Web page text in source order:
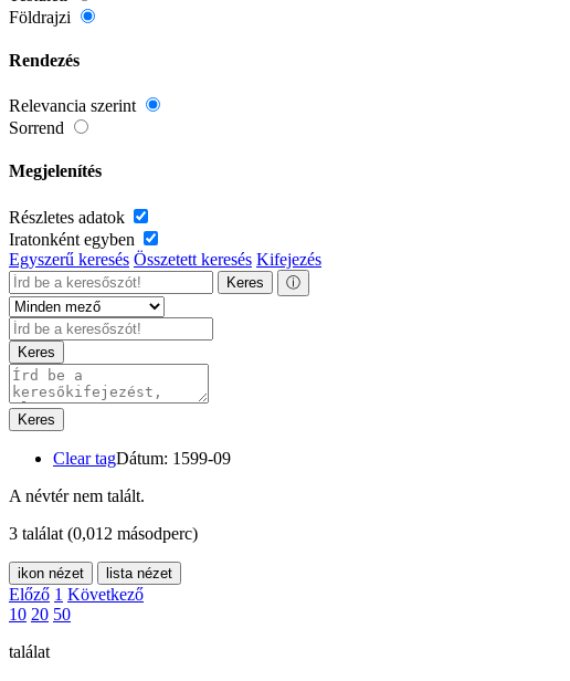
Földrajzi
Rendezés
Relevancia szerint
Sorrend
Megjelenítés
Részletes adatok
Iratonként egyben
Egyszerű keresés Összetett keresés Kifejezés
Keres ⓘ
Keres
Keres
Clear tagDátum: 1599-09
A névtér nem talált.
3 találat (0,012 másodperc)
ikon nézet lista nézet
Előző 1 Következő
10 20 50
találat